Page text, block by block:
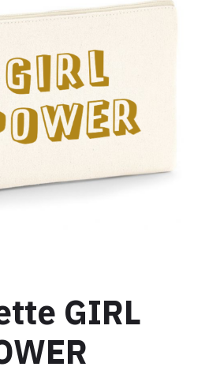
ET
GIRL